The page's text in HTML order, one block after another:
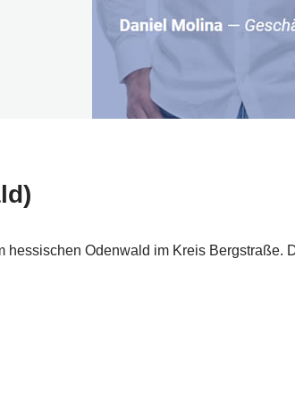
hessischen Odenwald im Kreis Bergstraße.